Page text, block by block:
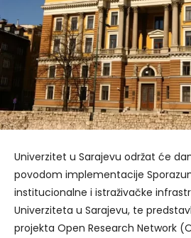
Univerzitet u Sarajevu održat će
povodom implementacije
institucionalne i istraživačke
Univerziteta u Sarajevu, te
projekta Open Research Network